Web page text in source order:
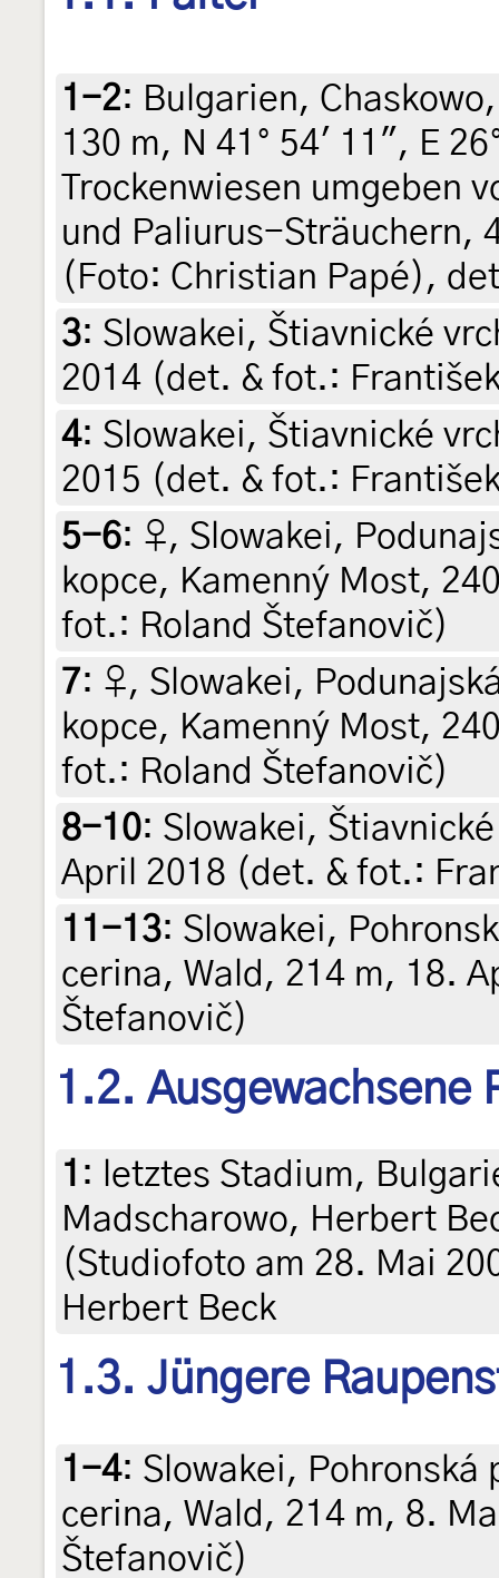
1-2: Bulgarien,
130 m, N 41° 54' 11", E
Trockenwiesen umgeben
und Paliurus-Sträuchern,
(Foto: Christian Papé),
3: Slowakei, Štiavnické
2014 (det. & fot.:
4: Slowakei, Štiavnické
2015 (det. & fot.:
5-6: ♀, Slowakei,
kopce, Kamenný Most,
fot.: Roland Štefanovič)
7: ♀, Slowakei,
kopce, Kamenný Most,
fot.: Roland Štefanovič)
8-10: Slowakei,
April 2018 (det. & fot.:
11-13: Slowakei,
cerina, Wald, 214 m, 18.
Štefanovič)
1.2. Ausgewachsene
1 :
letztes Stadium,
Madscharowo, Herbert
(Studiofoto am 28. Mai
Herbert Beck
1.3. Jüngere
1-4: Slowakei, Pohronská
cerina, Wald, 214 m, 8.
Štefanovič)